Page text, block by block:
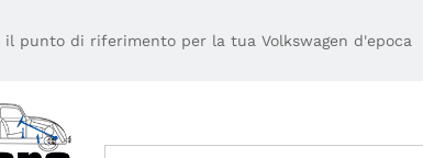
il punto di riferimento per la tua Volkswagen d'epoca